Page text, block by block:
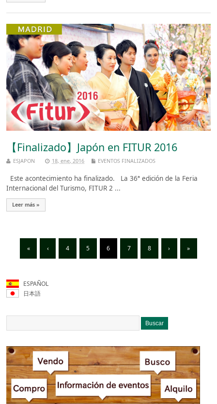
【Finalizado】Japón en FITUR 2016
ESJAPON 18, ene, 2016 EVENTOS FINALIZADOS
Este acontecimiento ha finalizado. La 36ª edición de la Feria
Internacional del Turismo, FITUR 2 ...
Leer más »
« ‹ 4 5 6 7 8 › »
ESPAÑOL
日本語